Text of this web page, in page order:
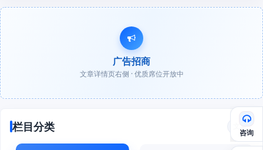
广告招商
文章详情页右侧 · 优质席位开放中
栏目分类 咨询